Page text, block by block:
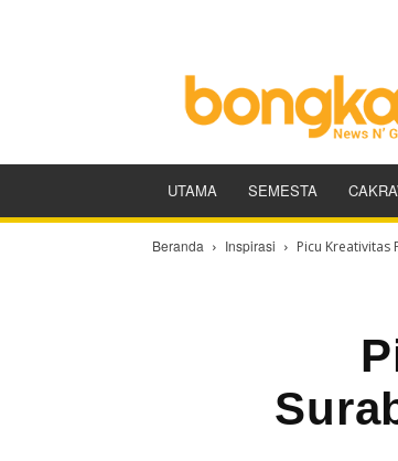
UTAMA SEMESTA
Beranda Inspirasi Picu Kreativitas